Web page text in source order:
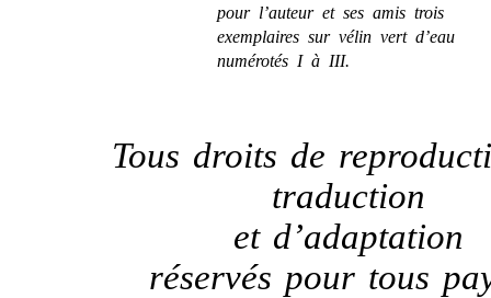
pour l’auteur et ses amis trois
exemplaires sur vélin vert d’eau
numérotés I à III.
Tous droits de
traduction
et d’adaptation
réservés pour tous